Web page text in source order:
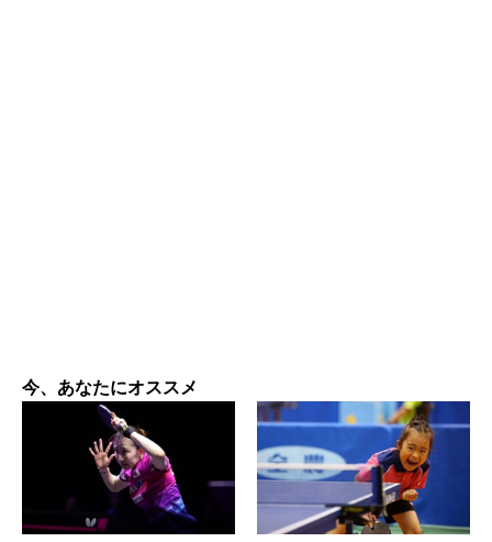
今、あなたにオススメ